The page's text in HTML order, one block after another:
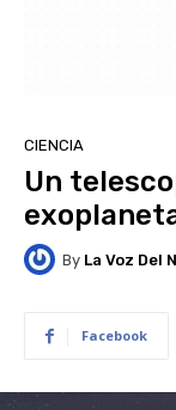
CIENCIA
Un
By La Voz Del
Facebook